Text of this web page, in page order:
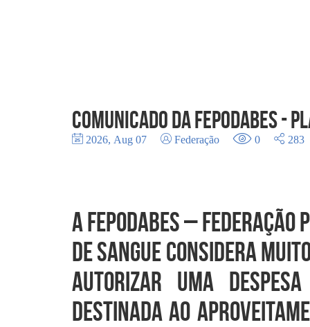
Comunicado da FEPODABES -
2026, Aug 07 Federação 0 283
A FEPODABES –
de Sangue considera
autorizar uma
destinada ao